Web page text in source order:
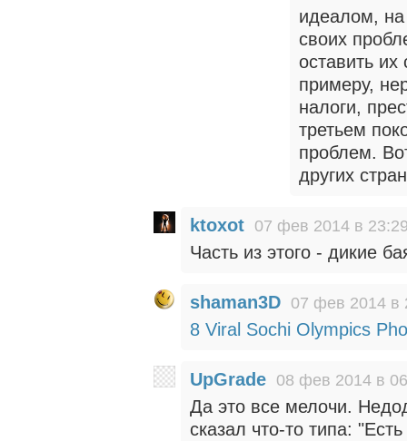
идеалом,
своих
оставить
примеру,
налоги,
третьем
проблем.
других
ktoxot 07 фев 2014 в
Часть из этого - дикие
shaman3D 07 фев 2014 в
8 Viral Sochi Olympics
UpGrade 08 фев 2014 в
Да это все мелочи.
сказал что-то типа: